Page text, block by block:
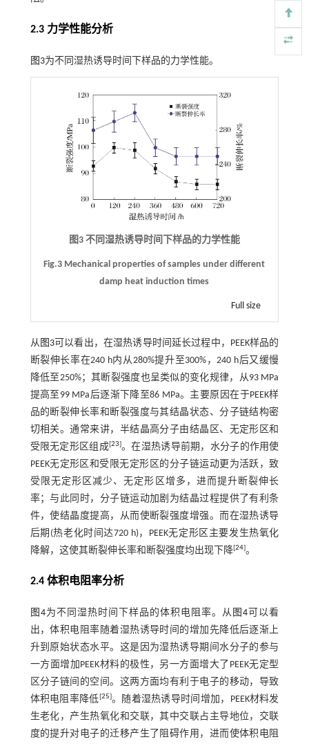
2.3 力学性能分析
图3为不同湿热诱导时间下样品的力学性能。
图3 不同湿热诱导时间下样品的力学性能
Fig.3 Mechanical properties of samples under different
damp heat induction times
Full size
从图3可以看出，在湿热诱导时间延长过程中，PEEK样品的
断裂伸长率在240 h内从280%提升至300%，240 h后又缓慢
降低至250%；其断裂强度也呈类似的变化规律，从93 MPa
提高至99 MPa后逐渐下降至86 MPa。主要原因在于PEEK样
品的断裂伸长率和断裂强度与其结晶状态、分子链结构密
切相关。通常来讲，半结晶高分子由结晶区、无定形区和
受限无定形区组成[23]。在湿热诱导前期，水分子的作用使
PEEK无定形区和受限无定形区的分子链运动更为活跃，致
受限无定形区减少、无定形区增多，进而提升断裂伸长
率；与此同时，分子链运动加剧为结晶过程提供了有利条
件，使结晶度提高，从而使断裂强度增强。而在湿热诱导
后期(热老化时间达720 h)，PEEK无定形区主要发生热氧化
降解，这使其断裂伸长率和断裂强度均出现下降[24]。
2.4 体积电阻率分析
图4为不同湿热时间下样品的体积电阻率。从 图4 可以看
出，体积电阻率随着湿热诱导时间的增加先降低后逐渐上
升到原始状态水平。这是因为湿热诱导期间水分子的参与
一方面增加PEEK材料的极性，另一方面增大了PEEK无定型
区分子链间的空间。这两方面均有利于电子的移动，导致
体积电阻率降低[25]。随着湿热诱导时间增加，PEEK材料发
生老化，产生热氧化和交联，其中交联占主导地位，交联
度的提升对电子的迁移产生了阻碍作用，进而使体积电阻